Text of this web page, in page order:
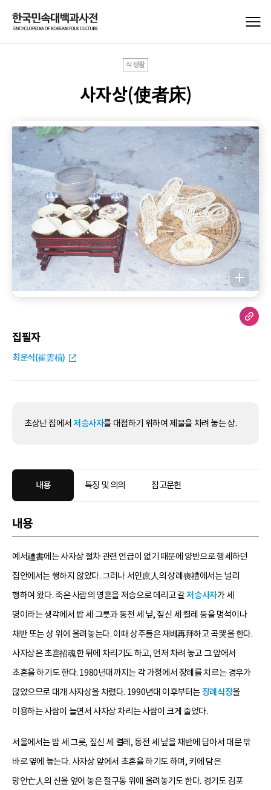
식생활
사자상(使者床)
집필자
최운식(崔雲植)
초상난 집에서 저승사자를 대접하기 위하여 제물을 차려 놓는 상.
내용 특징 및 의의 참고문헌
내용
예서禮書에는 사자상 절차 관련 언급이 없기 때문에 양반으로 행세하던
집안에서는 행하지 않았다. 그러나 서인庶人의 상례喪禮에서는 널리
행하여 왔다. 죽은 사람의 영혼을 저승으로 데리고 갈저승사자가 세
명이라는 생각에서 밥 세 그릇과 동전 세 닢, 짚신 세 켤레 등을 멍석이나
채반 또는 상 위에 올려놓는다. 이때 상주들은 재배再拜하고 곡哭을 한다.
사자상은 초혼招魂한 뒤에 차리기도 하고, 먼저 차려 놓고 그 앞에서
초혼을 하기도 한다. 1980년대까지는 각 가정에서 장례를 치르는 경우가
많았으므로 대개 사자상을 차렸다. 1990년대 이후부터는장례식장을
이용하는 사람이 늘면서 사자상 차리는 사람이 크게 줄었다.
서울에서는 밥 세 그릇, 짚신 세 켤레, 동전 세 닢을 채반에 담아서 대문 밖
바로 옆에 놓는다. 사자상 앞에서 초혼을 하기도 하며, 키에 담은
망인亡人의 신을 엎어 놓은 절구통 위에 올려놓기도 한다. 경기도 김포